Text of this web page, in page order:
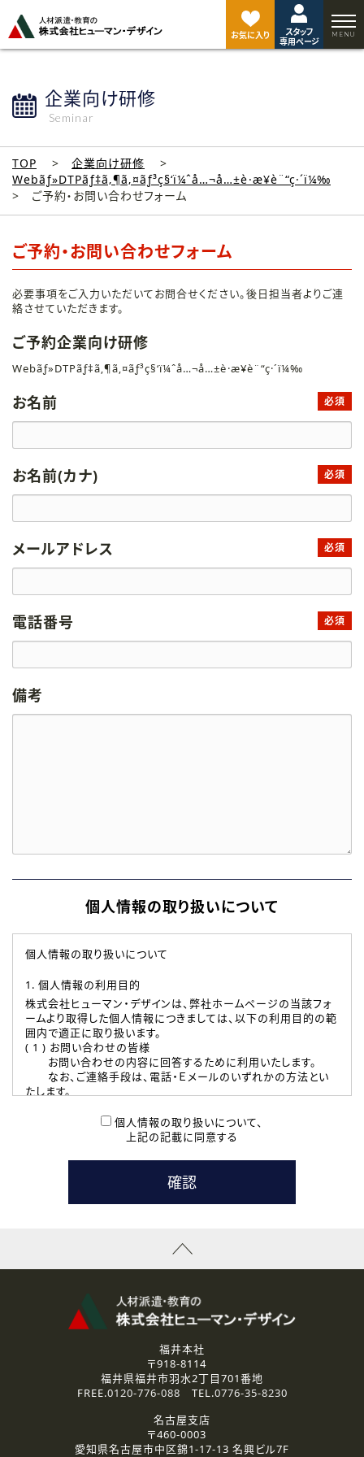
お気に入り
スタッフ
専用ページ
企業向け研修
Seminar
TOP
企業向け研修
Webãƒ»DTPãƒ‡ã‚¶ã‚¤ãƒ³ç§‘ï¼ˆå…¬å…±è·æ¥­è¨“ç·´ï¼‰
ご予約・お問い合わせフォーム
ご予約・お問い合わせフォーム
必要事項をご入力いただいてお問合せください。後日担当者よりご連
絡させていただきます。
ご予約企業向け研修
Webãƒ»DTPãƒ‡ã‚¶ã‚¤ãƒ³ç§‘ï¼ˆå…¬å…±è·æ¥­è¨“ç·´ï¼‰
お名前 必須
お名前(カナ) 必須
メールアドレス 必須
電話番号 必須
備考
個人情報の取り扱いについて
個人情報の取り扱いについて
1. 個人情報の利用目的
株式会社ヒューマン・デザインは、弊社ホームページの当該フォ
ームより取得した個人情報につきましては、以下の利用目的の範
囲内で適正に取り扱います。
( 1 ) お問い合わせの皆様
お問い合わせの内容に回答するために利用いたします。
なお、ご連絡手段は、電話・Ｅメールのいずれかの方法とい
たします。
本登録に関するご連絡および本登録時の参考情報として利
たします。
( 3 ) スタッフ派遣を検討されている企業の皆様
お問い合わせの内容に回答するために利用いたします。
なお、ご連絡手段は、電話・Ｅメールのいずれかの方法とい
資料送付、受講相談に関するご連絡のために利用いたしま
その他、お問い合わせの内容に回答するために利用いたし
なお、ご連絡手段は、電話・Ｅメールのいずれかの方法とい
2.個人情報の第三者提供
ご提供いただいた個人情報は、法令等の規定に従う場合を除き、
3.個人情報の取り扱いの委託
弊社の定める個人情報保護の評価基準を満たした委託先に、個
個人情報の取り扱いについて、
上記の記載に同意する
ジ
ト
福井本社
〒918-8114
福井県福井市羽水2丁目701番地
FREE.0120-776-088 TEL.0776-35-8230
名古屋支店
〒460-0003
愛知県名古屋市中区錦1-17-13 名興ビル7F